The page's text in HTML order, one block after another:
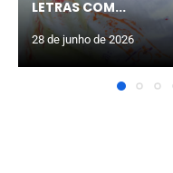
LETRAS COM...
28 de junho de 2026